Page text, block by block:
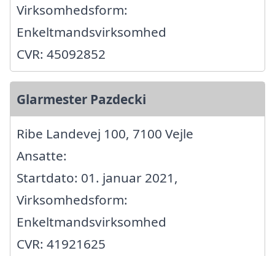
Virksomhedsform:
Enkeltmandsvirksomhed
CVR: 45092852
Glarmester Pazdecki
Ribe Landevej 100, 7100 Vejle
Ansatte:
Startdato: 01. januar 2021,
Virksomhedsform:
Enkeltmandsvirksomhed
CVR: 41921625